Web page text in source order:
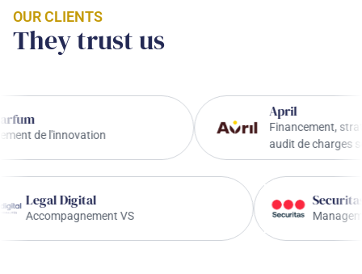
OUR CLIENTS
They trust us
l'innovation
Financement, stratégie
audit de charges sociales
Legal Digital
Accompagnement VS